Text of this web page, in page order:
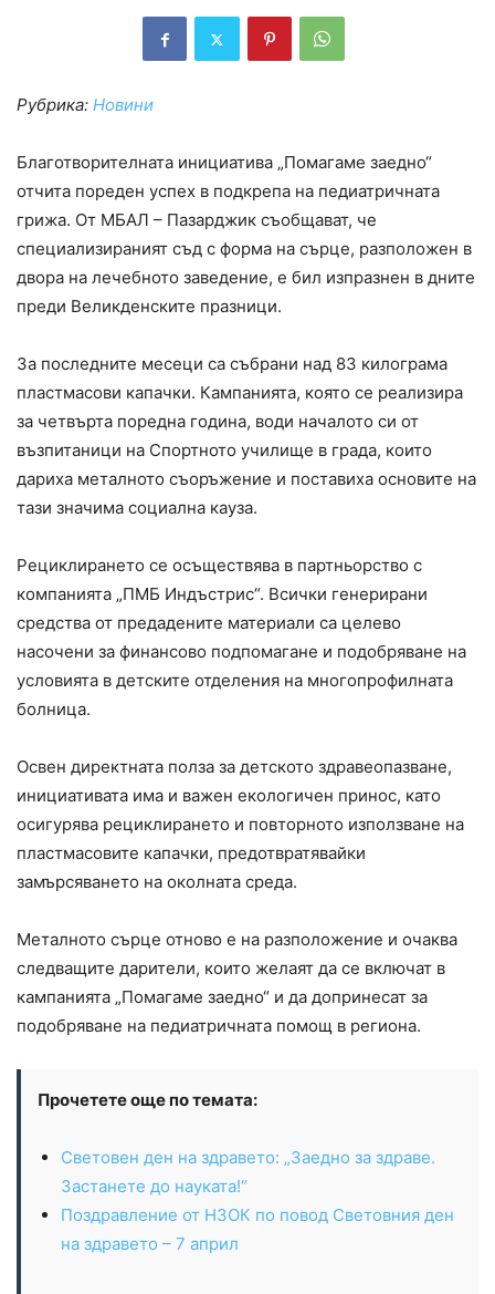
Рубрика: Новини
Благотворителната инициатива „Помагаме заедно“
отчита пореден успех в подкрепа на педиатричната
грижа. От МБАЛ – Пазарджик съобщават, че
специализираният съд с форма на сърце, разположен в
двора на лечебното заведение, е бил изпразнен в дните
преди Великденските празници.
За последните месеци са събрани над 83 килограма
пластмасови капачки. Кампанията, която се реализира
за четвърта поредна година, води началото си от
възпитаници на Спортното училище в града, които
дариха металното съоръжение и поставиха основите на
тази значима социална кауза.
Рециклирането се осъществява в партньорство с
компанията „ПМБ Индъстрис“. Всички генерирани
средства от предадените материали са целево
насочени за финансово подпомагане и подобряване на
условията в детските отделения на многопрофилната
болница.
Освен директната полза за детското здравеопазване,
инициативата има и важен екологичен принос, като
осигурява рециклирането и повторното използване на
пластмасовите капачки, предотвратявайки
замърсяването на околната среда.
Металното сърце отново е на разположение и очаква
следващите дарители, които желаят да се включат в
кампанията „Помагаме заедно“ и да допринесат за
подобряване на педиатричната помощ в региона.
Прочетете още по темата:
Световен ден на здравето: „Заедно за здраве.
Застанете до науката!“
Поздравление от НЗОК по повод Световния ден
на здравето – 7 април